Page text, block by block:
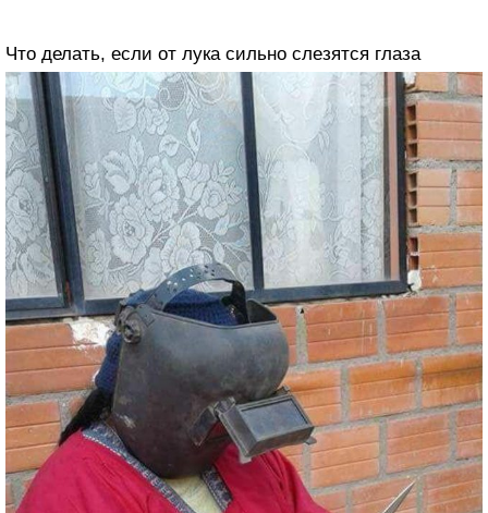
Что делать, если от лука сильно слезятся глаза